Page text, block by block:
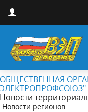
ОБЩЕСТВЕННАЯ
ЭЛЕКТРОПРОФСОЮЗ" -
Новости
Новости регионов